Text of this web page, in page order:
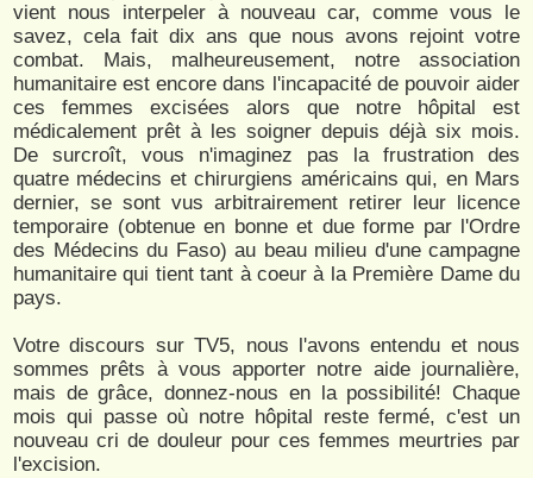
vient nous interpeler à nouveau car, comme vous le
savez, cela fait dix ans que nous avons rejoint votre
combat. Mais, malheureusement, notre association
humanitaire est encore dans l'incapacité de pouvoir aider
ces femmes excisées alors que notre hôpital est
médicalement prêt à les soigner depuis déjà six mois.
De surcroît, vous n'imaginez pas la frustration des
quatre médecins et chirurgiens américains qui, en Mars
dernier, se sont vus arbitrairement retirer leur licence
temporaire (obtenue en bonne et due forme par l'Ordre
des Médecins du Faso) au beau milieu d'une campagne
humanitaire qui tient tant à coeur à la Première Dame du
pays.
Votre discours sur TV5, nous l'avons entendu et nous
sommes prêts à vous apporter notre aide journalière,
mais de grâce, donnez-nous en la possibilité! Chaque
mois qui passe où notre hôpital reste fermé, c'est un
nouveau cri de douleur pour ces femmes meurtries par
l'excision.